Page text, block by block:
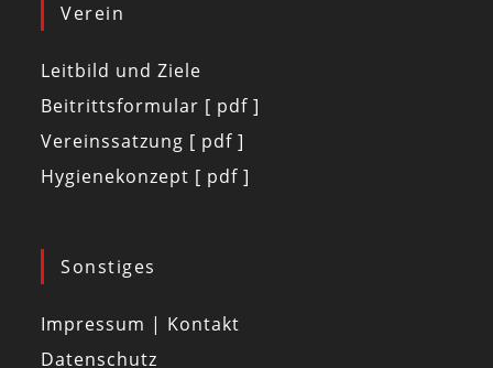
Verein
Leitbild und Ziele
Beitrittsformular [ pdf ]
Vereinssatzung [ pdf ]
Hygienekonzept [ pdf ]
Sonstiges
Impressum | Kontakt
Datenschutz